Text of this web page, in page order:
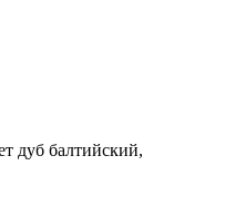
дуб балтийский,